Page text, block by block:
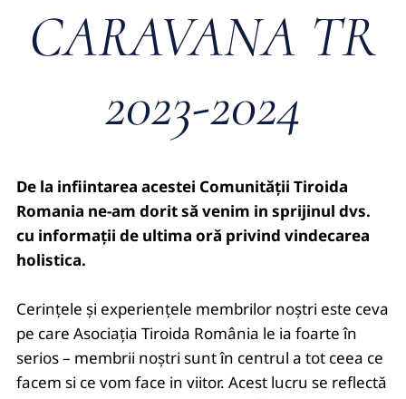
CARAVANA TR
2023-2024
De la infiintarea acestei Comunității Tiroida
Romania ne-am dorit să venim in sprijinul dvs.
cu informații de ultima oră privind vindecarea
holistica.
Cerințele și experiențele membrilor noștri este ceva
pe care Asociația Tiroida România le ia foarte în
serios – membrii noștri sunt în centrul a tot ceea ce
facem si ce vom face in viitor. Acest lucru se reflectă